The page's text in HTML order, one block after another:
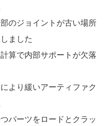
のジョイントが古い場所
ました
算で内部サポートが欠落
より緩いアーティファク
パーツをロードとクラッ